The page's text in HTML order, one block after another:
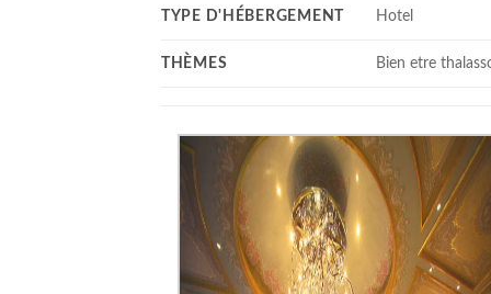
TYPE D'HÉBERGEMENT Hotel
THÈMES Bien etre